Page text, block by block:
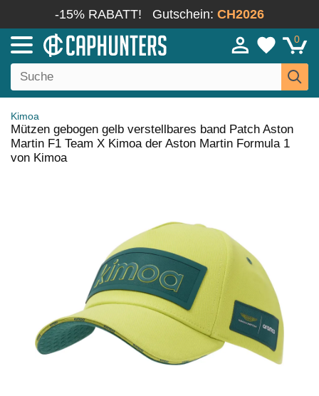
-15% RABATT! Gutschein: CH2026
0
Kimoa
Mützen gebogen gelb verstellbares band Patch Aston
Martin F1 Team X Kimoa der Aston Martin Formula 1
von Kimoa